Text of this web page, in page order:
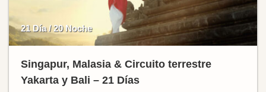
21 Día / 20 Noche
Singapur, Malasia & Circuito terrestre
Yakarta y Bali – 21 Días